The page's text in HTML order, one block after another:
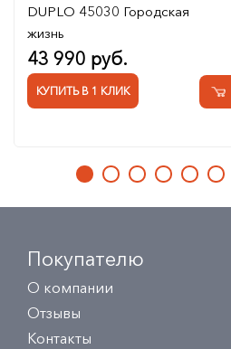
DUPLO 45030 Городская
жизнь
43 990 руб.
КУПИТЬ В 1 КЛИК
Покупателю
О компании
Отзывы
Контакты